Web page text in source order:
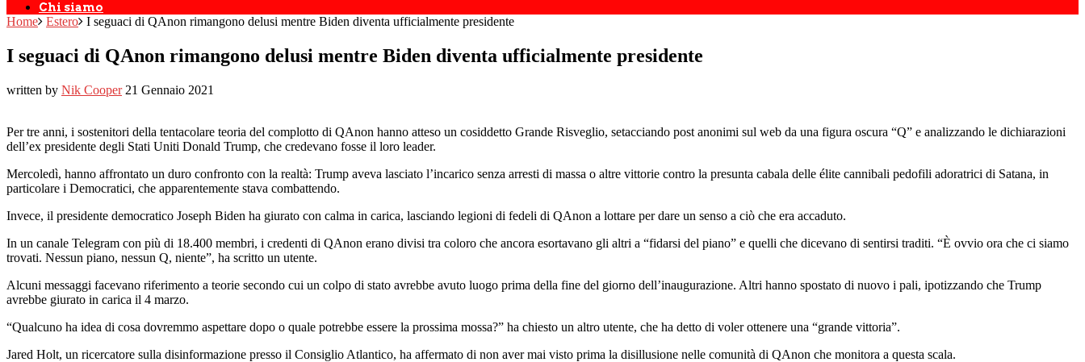
Chi siamo
Home Estero I seguaci di QAnon rimangono delusi mentre Biden diventa ufficialmente presidente
I seguaci di QAnon rimangono delusi mentre Biden diventa ufficialmente presidente
written by Nik Cooper 21 Gennaio 2021
Per tre anni, i sostenitori della tentacolare teoria del complotto di QAnon hanno atteso un cosiddetto Grande Risveglio, setacciando post anonimi sul web da una figura oscura “Q” e analizzando le dichiarazioni
dell’ex presidente degli Stati Uniti Donald Trump, che credevano fosse il loro leader.
Mercoledì, hanno affrontato un duro confronto con la realtà: Trump aveva lasciato l’incarico senza arresti di massa o altre vittorie contro la presunta cabala delle élite cannibali pedofili adoratrici di Satana, in
particolare i Democratici, che apparentemente stava combattendo.
Invece, il presidente democratico Joseph Biden ha giurato con calma in carica, lasciando legioni di fedeli di QAnon a lottare per dare un senso a ciò che era accaduto.
In un canale Telegram con più di 18.400 membri, i credenti di QAnon erano divisi tra coloro che ancora esortavano gli altri a “fidarsi del piano” e quelli che dicevano di sentirsi traditi. “È ovvio ora che ci siamo
trovati. Nessun piano, nessun Q, niente”, ha scritto un utente.
Alcuni messaggi facevano riferimento a teorie secondo cui un colpo di stato avrebbe avuto luogo prima della fine del giorno dell’inaugurazione. Altri hanno spostato di nuovo i pali, ipotizzando che Trump
avrebbe giurato in carica il 4 marzo.
“Qualcuno ha idea di cosa dovremmo aspettare dopo o quale potrebbe essere la prossima mossa?” ha chiesto un altro utente, che ha detto di voler ottenere una “grande vittoria”.
Jared Holt, un ricercatore sulla disinformazione presso il Consiglio Atlantico, ha affermato di non aver mai visto prima la disillusione nelle comunità di QAnon che monitora a questa scala.